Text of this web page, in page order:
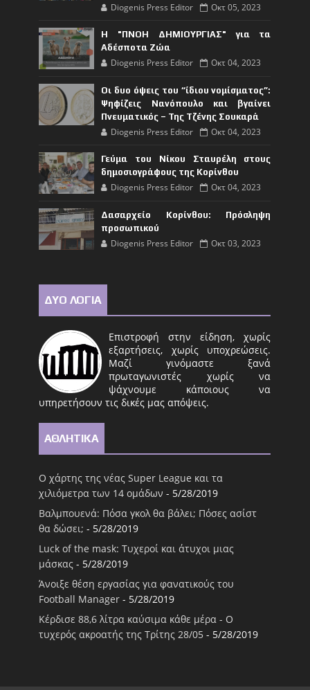
Diogenis Press Editor Οκτ 05, 2023
Η "ΠΝΟΗ ΔΗΜΙΟΥΡΓΙΑΣ" για τα
Αδέσποτα Ζώα
Diogenis Press Editor Οκτ 04, 2023
Οι δυο όψεις του “ίδιου νομίσματος”:
Ψηφίζεις Νανόπουλο και βγαίνει
Πνευματικός – Της Τζένης Σουκαρά
Diogenis Press Editor Οκτ 04, 2023
Γεύμα του Νίκου Σταυρέλη στους
δημοσιογράφους της Κορίνθου
Diogenis Press Editor Οκτ 04, 2023
Δασαρχείο Κορίνθου: Πρόσληψη
προσωπικού
Diogenis Press Editor Οκτ 03, 2023
ΔΥΟ ΛΟΓΙΑ
Επιστροφή στην είδηση, χωρίς
εξαρτήσεις, χωρίς υποχρεώσεις.
Μαζί γινόμαστε ξανά
πρωταγωνιστές χωρίς να
ψάχνουμε κάποιους να
υπηρετήσουν τις δικές μας απόψεις.
ΑΘΛΗΤΙΚΑ
Ο χάρτης της νέας Super League και τα
χιλιόμετρα των 14 ομάδων - 5/28/2019
Βαλμπουενά: Πόσα γκολ θα βάλει; Πόσες ασίστ
θα δώσει; - 5/28/2019
Luck of the mask: Τυχεροί και άτυχοι μιας
μάσκας - 5/28/2019
Άνοιξε θέση εργασίας για φανατικούς του
Football Μanager - 5/28/2019
Κέρδισε 88,6 λίτρα καύσιμα κάθε μέρα - Ο
τυχερός ακροατής της Τρίτης 28/05 - 5/28/2019